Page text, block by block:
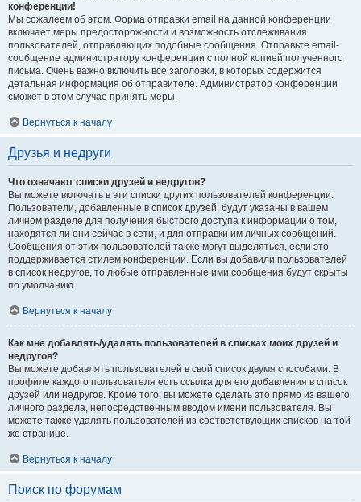
конференции!
Мы сожалеем об этом. Форма отправки email на данной конференции
включает меры предосторожности и возможность отслеживания
пользователей, отправляющих подобные сообщения. Отправьте email-
сообщение администратору конференции с полной копией полученного
письма. Очень важно включить все заголовки, в которых содержится
детальная информация об отправителе. Администратор конференции
сможет в этом случае принять меры.
Вернуться к началу
Друзья и недруги
Что означают списки друзей и недругов?
Вы можете включать в эти списки других пользователей конференции.
Пользователи, добавленные в список друзей, будут указаны в вашем
личном разделе для получения быстрого доступа к информации о том,
находятся ли они сейчас в сети, и для отправки им личных сообщений.
Сообщения от этих пользователей также могут выделяться, если это
поддерживается стилем конференции. Если вы добавили пользователей
в список недругов, то любые отправленные ими сообщения будут скрыты
по умолчанию.
Вернуться к началу
Как мне добавлять/удалять пользователей в списках моих друзей и
недругов?
Вы можете добавлять пользователей в свой список двумя способами. В
профиле каждого пользователя есть ссылка для его добавления в список
друзей или недругов. Кроме того, вы можете сделать это прямо из вашего
личного раздела, непосредственным вводом имени пользователя. Вы
можете также удалять пользователей из соответствующих списков на той
же странице.
Вернуться к началу
Поиск по форумам